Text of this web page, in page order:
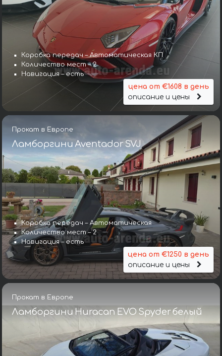
Коробка передач – Автоматическая КП
Количество мест – 2
Навигация – есть
цена от €1608 в день
описание и цены
Прокат в Европе
Ламборгини Aventador SVJ
Коробка передач – Автоматическая
Количество мест – 2
Навигация – есть
цена от €1250 в день
описание и цены
Прокат в Европе
Ламборгини Huracan EVO Spyder белый